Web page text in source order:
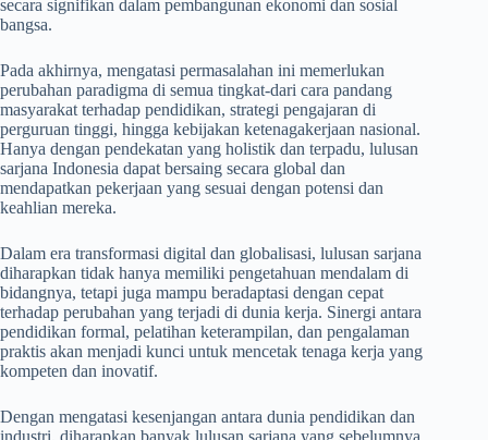
secara signifikan dalam pembangunan ekonomi dan sosial
bangsa.
Pada akhirnya, mengatasi permasalahan ini memerlukan
perubahan paradigma di semua tingkat-dari cara pandang
masyarakat terhadap pendidikan, strategi pengajaran di
perguruan tinggi, hingga kebijakan ketenagakerjaan nasional.
Hanya dengan pendekatan yang holistik dan terpadu, lulusan
sarjana Indonesia dapat bersaing secara global dan
mendapatkan pekerjaan yang sesuai dengan potensi dan
keahlian mereka.
Dalam era transformasi digital dan globalisasi, lulusan sarjana
diharapkan tidak hanya memiliki pengetahuan mendalam di
bidangnya, tetapi juga mampu beradaptasi dengan cepat
terhadap perubahan yang terjadi di dunia kerja. Sinergi antara
pendidikan formal, pelatihan keterampilan, dan pengalaman
praktis akan menjadi kunci untuk mencetak tenaga kerja yang
kompeten dan inovatif.
Dengan mengatasi kesenjangan antara dunia pendidikan dan